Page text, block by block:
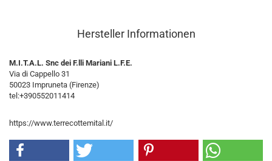
Hersteller Informationen
M.I.T.A.L. Snc dei F.lli Mariani L.F.E.
Via di Cappello 31
50023 Impruneta (Firenze)
tel:+390552011414
https://www.terrecottemital.it/